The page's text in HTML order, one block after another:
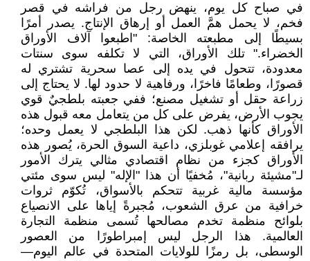
في صباح كل يوم، ينهض رجل من فراشه في قصر
فخم، لا يحمل همَّ العمل أو إرهاق الإنتاج. يصدر أمرًا
بسيطًا إلى مطبعته الخاصة: "اطبعوا آلاف الأوراق
الخضراء." تلك الأوراق، التي لا تكلفه سوى سنتات
معدودة، تتحول في يده إلى عصا سحرية تشتري له
قصورًا، وطعامًا فاخرًا، ورفاهية لا حدود لها. لا يحتاج إلى
زراعة حقل أو تشغيل مصنع؛ ففي جعبته بلطجيٌ قوي
يجوب الأرض، يفرض على كل من يتعامل معه قبول هذه
الأوراق كأنها ذهب. لكن هذا البلطجي لا يعمل وحده؛
يرافقه إعلامي غوبلزي، داعية السوق الحرة، يُصور هذه
الأوراق كجزء من نظام اقتصادي مثالي يترك الأمور
لـ"مشيئة ربانية"، مُخفيًا أن هذا "الإله" ليس سوى مئتي
مؤسسة مالية غربية تتحكم بالأسواق، تُكوّم ثروات
خرافية من عرق الشعوب، مُجبرةً إياها على الانصياع
بلوائح منظمة تخدم مصالحها تُسمى منظمة التجارة
العالمية. هذا الرجل ليس إمبراطورًا من العصور
الوسطى، بل رمزًا للولايات المتحدة في عالم اليوم—